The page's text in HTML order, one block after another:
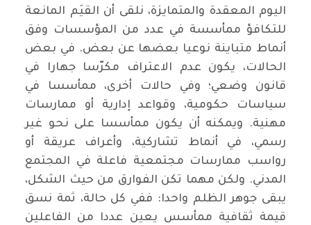
اليوم المعقدة والمتمايزة، نلقى أن القيَم المانعة
للتكافؤ ممأسسة في عدد من المؤسسات وفق
أنماط متباينة نوعيا بعضها عن بعض. في بعض
الحالات، يكون عدم الاعتراف مكرّسا جهارا في
قانون وضعي؛ وفي حالات أخرى، ممأسسا في
سياسات حكومية، وقواعد إدارية أو ممارسات
مهنية. ويمكنه أن يكون ممأسسا على نحو غير
رسمي، في أنماط تشاركية، وأعراف عريقة أو
رواسب ممارسات مجتمعية فاعلة في المجتمع
المدني. ولكن مهما تكن الفوارق من حيث الشكل،
يبقى جوهر الظلم واحدا: ففي كل حالة، ثمة نسق
قيمة ثقافية ممأسس يعين عددا من الفاعلين